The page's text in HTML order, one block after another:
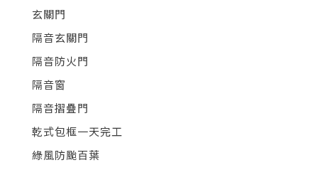
玄關門
隔音玄關門
隔音防火門
隔音窗
隔音摺疊門
乾式包框一天完工
綠風防颱百葉